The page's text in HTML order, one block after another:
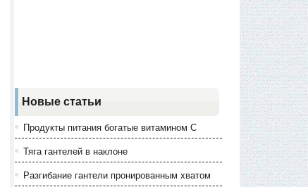
Новые статьи
Продукты питания богатые витамином С
Тяга гантелей в наклоне
Разгибание гантели пронированным хватом